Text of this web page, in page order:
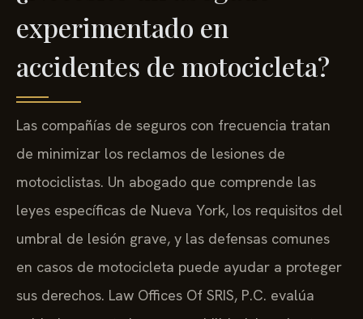
experimentado en
accidentes de motocicleta?
Las compañías de seguros con frecuencia tratan
de minimizar los reclamos de lesiones de
motociclistas. Un abogado que comprende las
leyes específicas de Nueva York, los requisitos del
umbral de lesión grave, y las defensas comunes
en casos de motocicleta puede ayudar a proteger
sus derechos. Law Offices Of SRIS, P.C. evalúa